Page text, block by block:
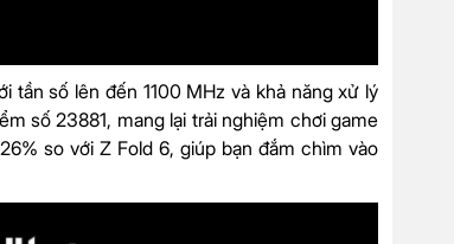
tần số lên đến 1100 MHz và khả năng xử lý
số 23881, mang lại trải nghiệm chơi game
so với Z Fold 6, giúp bạn đắm chìm vào